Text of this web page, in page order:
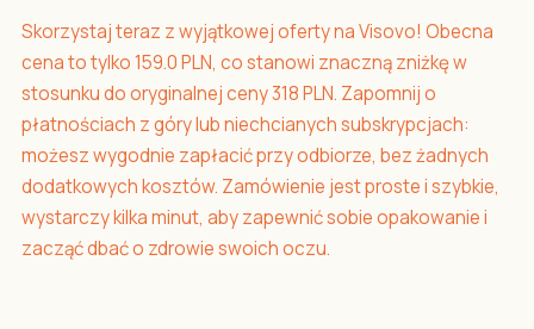
Skorzystaj teraz z wyjątkowej oferty na Visovo! Obecna
cena to tylko 159.0 PLN, co stanowi znaczną zniżkę w
stosunku do oryginalnej ceny 318 PLN. Zapomnij o
płatnościach z góry lub niechcianych subskrypcjach:
możesz wygodnie zapłacić przy odbiorze, bez żadnych
dodatkowych kosztów. Zamówienie jest proste i szybkie,
wystarczy kilka minut, aby zapewnić sobie opakowanie i
zacząć dbać o zdrowie swoich oczu.